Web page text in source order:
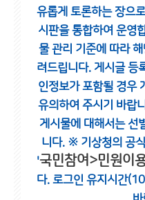
유롭게 토론하는 장으
시판을 통합하여 운영
물 관리 기준에 따라
려드립니다. 게시글 등
인정보가 포함될 경우
유의하여 주시기 바랍
게시물에 대해서는 선
니다. ※ 기상청의 공
'국민참여>민원이
다. 로그인 유지시간